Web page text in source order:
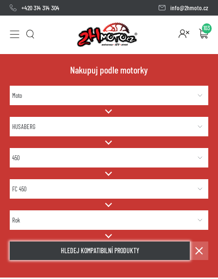
+420 314 314 304 info@2hmoto.cz
103
Nakupuj podle motorky
HLEDEJ KOMPATIBILNÍ PRODUKTY